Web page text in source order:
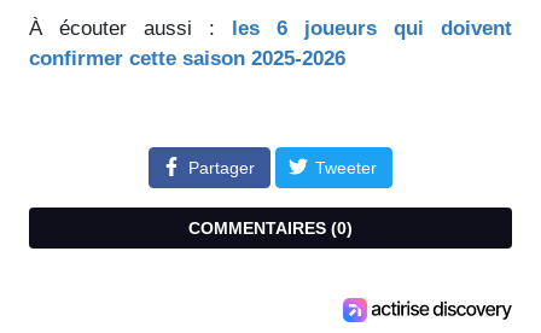
À écouter aussi : les 6 joueurs qui doivent
confirmer cette saison 2025-2026
Partager Tweeter
COMMENTAIRES (0)